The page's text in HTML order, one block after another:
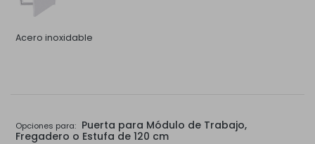
Acero inoxidable
Opciones para: Puerta para Módulo de Trabajo,
Fregadero o Estufa de 120 cm